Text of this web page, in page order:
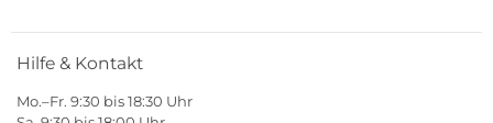
Hilfe & Kontakt
Mo.–Fr. 9:30 bis 18:30 Uhr